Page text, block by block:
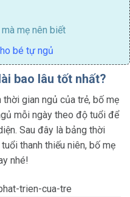
mà mẹ nên biết
bé tự ngủ
bao lâu tốt nhất?
gian ngủ của trẻ, bố mẹ
mỗi ngày theo độ tuổi để
Sau đây là bảng thời
thanh thiếu niên, bố mẹ
nhé!